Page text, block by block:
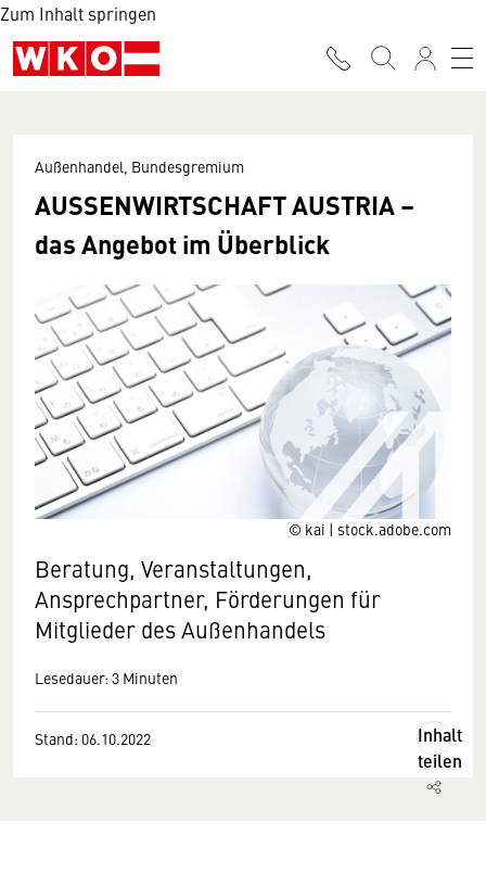
Zum Inhalt springen
© kai | stock.adobe.com
Außenhandel, Bundesgremium
AUSSENWIRTSCHAFT AUSTRIA –
das Angebot im Überblick
Beratung, Veranstaltungen,
Ansprechpartner, Förderungen für
Mitglieder des Außenhandels
Lesedauer: 3 Minuten
Stand: 06.10.2022
Inhalt
teilen